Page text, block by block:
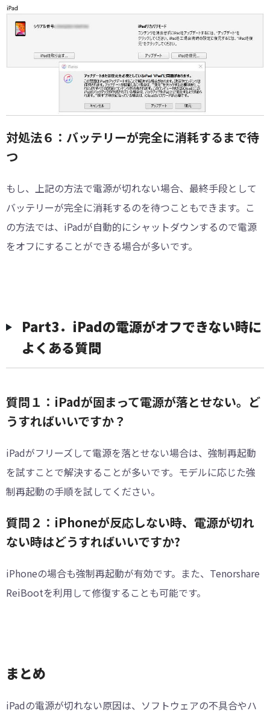
対処法６：バッテリーが完全に消耗するまで待
つ
もし、上記の方法で電源が切れない場合、最終手段として
バッテリーが完全に消耗するのを待つこともできます。こ
の方法では、iPadが自動的にシャットダウンするので電源
をオフにすることができる場合が多いです。
Part3．iPadの電源がオフできない時に
よくある質問
質問１：iPadが固まって電源が落とせない。ど
うすればいいですか？
iPadがフリーズして電源を落とせない場合は、強制再起動
を試すことで解決することが多いです。モデルに応じた強
制再起動の手順を試してください。
質問２：iPhoneが反応しない時、電源が切れ
ない時はどうすればいいですか?
iPhoneの場合も強制再起動が有効です。また、Tenorshare
ReiBootを利用して修復することも可能です。
まとめ
iPadの電源が切れない原因は、ソフトウェアの不具合やハ